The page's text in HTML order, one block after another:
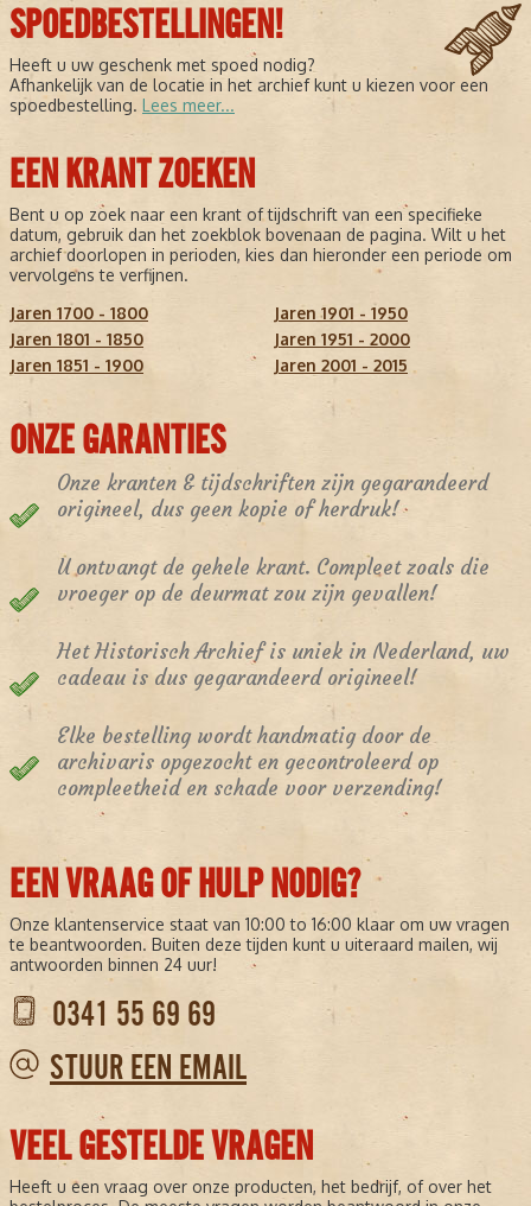
SPOEDBESTELLINGEN!
Heeft u uw geschenk met spoed nodig?
Afhankelijk van de locatie in het archief kunt u kiezen voor een
spoedbestelling. Lees meer...
EEN KRANT ZOEKEN
Bent u op zoek naar een krant of tijdschrift van een specifieke
datum, gebruik dan het zoekblok bovenaan de pagina. Wilt u het
archief doorlopen in perioden, kies dan hieronder een periode om
vervolgens te verfijnen.
Jaren 1700 - 1800
Jaren 1801 - 1850
Jaren 1851 - 1900
Jaren 1901 - 1950
Jaren 1951 - 2000
Jaren 2001 - 2015
ONZE GARANTIES
Onze kranten & tijdschriften zijn gegarandeerd
origineel, dus geen kopie of herdruk!
U ontvangt de gehele krant. Compleet zoals die
vroeger op de deurmat zou zijn gevallen!
Het Historisch Archief is uniek in Nederland, uw
cadeau is dus gegarandeerd origineel!
Elke bestelling wordt handmatig door de
archivaris opgezocht en gecontroleerd op
compleetheid en schade voor verzending!
EEN VRAAG OF HULP NODIG?
Onze klantenservice staat van 10:00 to 16:00 klaar om uw vragen
te beantwoorden. Buiten deze tijden kunt u uiteraard mailen, wij
antwoorden binnen 24 uur!
0341 55 69 69
STUUR EEN EMAIL
VEEL GESTELDE VRAGEN
Heeft u een vraag over onze producten, het bedrijf, of over het